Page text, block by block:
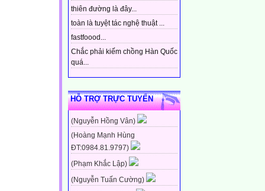
thiên đường là đây...
toàn là tuyệt tác nghệ thuật ...
fastfoood...
Chắc phải kiếm chồng Hàn Quốc
quá...
HỖ TRỢ TRỰC TUYẾN
(Nguyễn Hồng Vân)
(Hoàng Mạnh Hùng
ĐT:0984.81.9797)
(Phạm Khắc Lập)
(Nguyễn Tuấn Cường)